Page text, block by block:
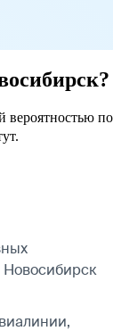
Новосибирск